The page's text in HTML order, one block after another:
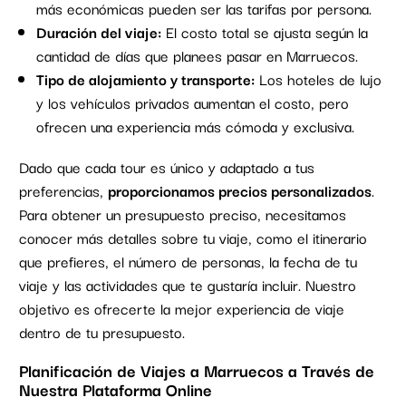
más económicas pueden ser las tarifas por persona.
Duración del viaje:El costo total se ajusta según la
cantidad de días que planees pasar en Marruecos.
Tipo de alojamiento y transporte:Los hoteles de lujo
y los vehículos privados aumentan el costo, pero
ofrecen una experiencia más cómoda y exclusiva.
Dado que cada tour es único y adaptado a tus
preferencias, proporcionamos precios personalizados.
Para obtener un presupuesto preciso, necesitamos
conocer más detalles sobre tu viaje, como el itinerario
que prefieres, el número de personas, la fecha de tu
viaje y las actividades que te gustaría incluir. Nuestro
objetivo es ofrecerte la mejor experiencia de viaje
dentro de tu presupuesto.
Planificación de Viajes a Marruecos a Través de
Nuestra Plataforma Online